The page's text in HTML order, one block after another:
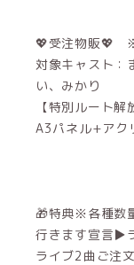
💖受注物販💖
対象キャスト：
い、みかり
【特別ルート
A3パネル+アク
🎁特典※各種数
行きます宣言▶︎
ライブ2曲ご注